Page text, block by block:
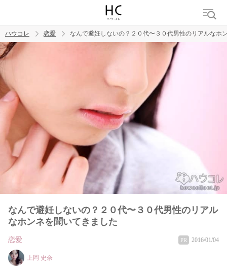
トレンド ワード
恋愛
ハウコレ 恋愛 なんで避妊しないの？２０代〜３０代男性のリアルなホ
なんで避妊しないの？２０代〜３０代男性のリアル
なホンネを聞いてきました
恋愛 PR 2016/01/04
上岡 史奈